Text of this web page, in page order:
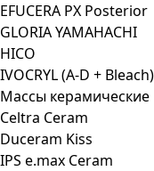
EFUCERA PX Posterior
GLORIA YAMAHACHI
HICO
IVOCRYL (A-D + Bleach)
Массы керамические
Celtra Ceram
Duceram Kiss
IPS e.max Ceram